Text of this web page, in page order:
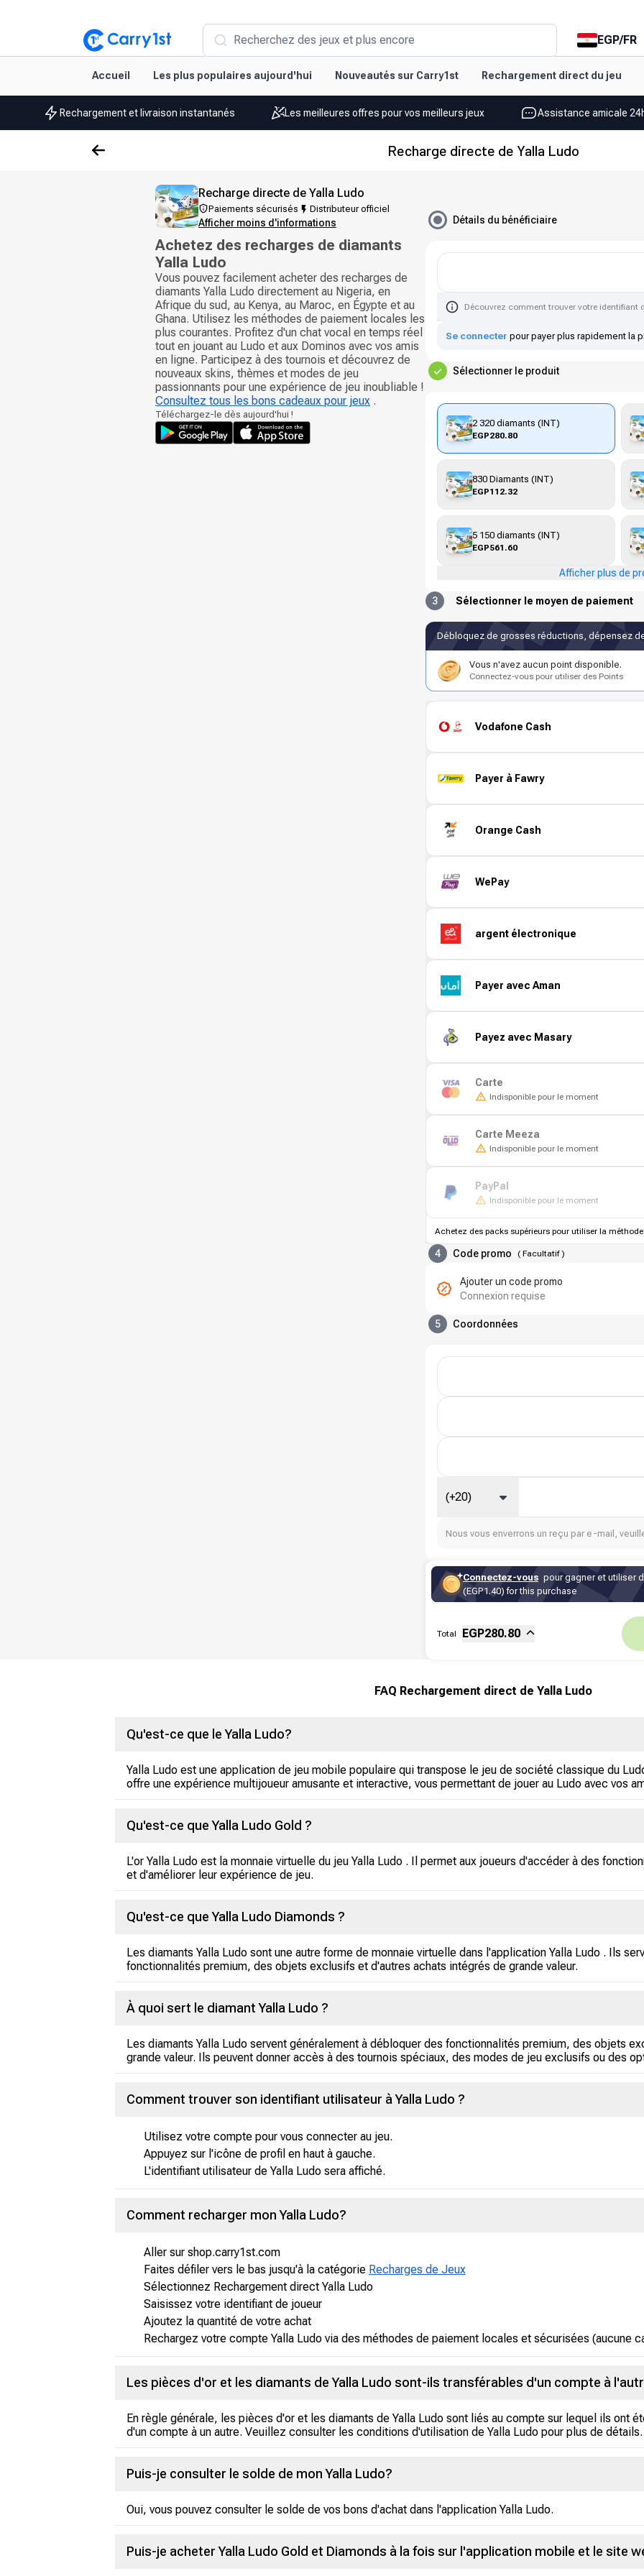
Recherchez des jeux et plus encore EGP/FR
Accueil Les plus populaires aujourd'hui Nouveautés sur Carry1st Rechargement direct du jeu
Rechargement et livraison instantanés Les meilleures offres pour vos meilleurs jeux Assistance amicale
Recharge directe de Yalla Ludo
Recharge directe de Yalla Ludo
Paiements sécurisés Distributeur officiel
Afficher moins d'informations
Achetez des recharges de diamants
Yalla Ludo
Vous pouvez facilement acheter des recharges de
diamants Yalla Ludo directement au Nigeria, en
Afrique du sud, au Kenya, au Maroc, en Égypte et au
Ghana. Utilisez les méthodes de paiement locales les
plus courantes. Profitez d'un chat vocal en temps réel
tout en jouant au Ludo et aux Dominos avec vos amis
en ligne. Participez à des tournois et découvrez de
nouveaux skins, thèmes et modes de jeu
passionnants pour une expérience de jeu inoubliable !
Consultez tous les bons cadeaux pour jeux .
Téléchargez-le dès aujourd'hui !
Détails du bénéficiaire
Découvrez comment trouver votre identifiant
Se connecter pour payer plus rapidement la
Sélectionner le produit
2 320 diamants (INT)
EGP280.80
830 Diamants (INT)
EGP112.32
5 150 diamants (INT)
EGP561.60
Afficher plus de
3 Sélectionner le moyen de paiement
Débloquez de grosses réductions, dépensez
Vous n'avez aucun point disponible.
Connectez-vous pour utiliser des Points
Vodafone Cash
Payer à Fawry
Orange Cash
WePay
argent électronique
Payer avec Aman
Payez avec Masary
Carte
Indisponible pour le moment
Carte Meeza
Indisponible pour le moment
PayPal
Indisponible pour le moment
Achetez des packs supérieurs pour utiliser la méthode
4 Code promo ( Facultatif)
Ajouter un code promo
Connexion requise
5 Coordonnées
(+20)
Nous vous enverrons un reçu par e-mail,
Connectez-vous pour gagner et utiliser
(EGP1.40) for this purchase
Fee
Total EGP280.80
FAQ Rechargement direct de Yalla Ludo
Qu'est-ce que le Yalla Ludo?
Yalla Ludo est une application de jeu mobile populaire qui transpose le jeu de société classique du
offre une expérience multijoueur amusante et interactive, vous permettant de jouer au Ludo avec vos
Qu'est-ce que Yalla Ludo Gold ?
L'or Yalla Ludo est la monnaie virtuelle du jeu Yalla Ludo . Il permet aux joueurs d'accéder à des
et d'améliorer leur expérience de jeu.
Qu'est-ce que Yalla Ludo Diamonds ?
Les diamants Yalla Ludo sont une autre forme de monnaie virtuelle dans l'application Yalla Ludo . Ils
fonctionnalités premium, des objets exclusifs et d'autres achats intégrés de grande valeur.
À quoi sert le diamant Yalla Ludo ?
Les diamants Yalla Ludo servent généralement à débloquer des fonctionnalités premium, des objets
grande valeur. Ils peuvent donner accès à des tournois spéciaux, des modes de jeu exclusifs ou des
Comment trouver son identifiant utilisateur à Yalla Ludo ?
Utilisez votre compte pour vous connecter au jeu.
Appuyez sur l'icône de profil en haut à gauche.
L'identifiant utilisateur de Yalla Ludo sera affiché.
Comment recharger mon Yalla Ludo?
Aller sur shop.carry1st.com
Faites défiler vers le bas jusqu'à la catégorie Recharges de Jeux
Sélectionnez Rechargement direct Yalla Ludo
Saisissez votre identifiant de joueur
Ajoutez la quantité de votre achat
Rechargez votre compte Yalla Ludo via des méthodes de paiement locales et sécurisées (aucune
Les pièces d'or et les diamants de Yalla Ludo sont-ils transférables d'un compte à
En règle générale, les pièces d'or et les diamants de Yalla Ludo sont liés au compte sur lequel ils ont
d'un compte à un autre. Veuillez consulter les conditions d'utilisation de Yalla Ludo pour plus de détails.
Puis-je consulter le solde de mon Yalla Ludo?
Oui, vous pouvez consulter le solde de vos bons d'achat dans l'application Yalla Ludo.
Puis-je acheter Yalla Ludo Gold et Diamonds à la fois sur l'application mobile et le site